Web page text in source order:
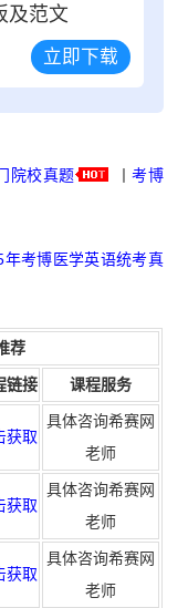
及范文
立即下载
院校真题 丨考博
年考博医学英语统考真
荐
链接 课程服务
获取
具体咨询希赛网
老师
获取
具体咨询希赛网
老师
获取
具体咨询希赛网
老师